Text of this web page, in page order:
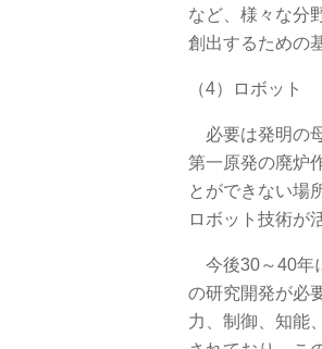
など、様々な分
創出するための
（4）ロボット
必要は発明の
第一原発の廃炉
とができない場
ロボット技術が
今後30～40年
の研究開発が必
力、制御、知能